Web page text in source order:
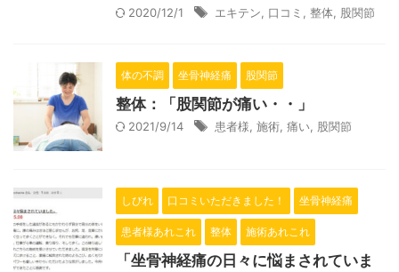
2020/12/1 エキテン 口コミ 整体 股関節
体の不調 坐骨神経痛 股関節
整体：「股関節が痛い・・」
2021/9/14 患者様 施術 痛い 股関節
しびれ 口コミいただきました！ 坐骨神経痛
患者様あれこれ 整体 施術あれこれ
「坐骨神経痛の日々に悩まされていま